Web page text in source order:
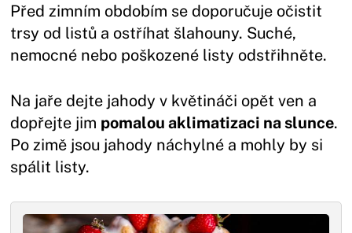
Před zimním obdobím se doporučuje očistit
trsy od listů a ostříhat šlahouny. Suché,
nemocné nebo poškozené listy odstřihněte.
Na jaře dejte jahody v květináči opět ven a
dopřejte jim pomalou aklimatizaci na slunce.
Po zimě jsou jahody náchylné a mohly by si
spálit listy.